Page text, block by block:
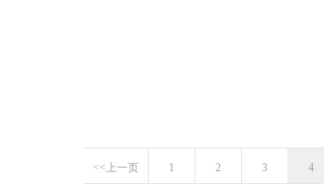
<<上一页 1 2 3 4